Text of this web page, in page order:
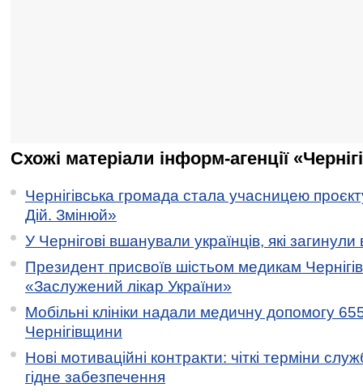
Схожі матеріали інформ-агенції
Чернігівська громада стала учасницею
Дій. Змінюй»
У Чернігові вшанували українців, які загинули
Президент присвоїв шістьом медикам
«Заслужений лікар України»
Мобільні клініки надали медичну допомогу
Чернігівщини
Нові мотиваційні контракти: чіткі терміни
гідне забезпечення